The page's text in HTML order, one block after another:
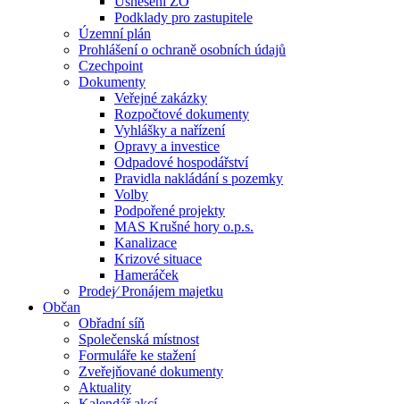
Podklady pro zastupitele
Územní plán
Prohlášení o ochraně osobních údajů
Czechpoint
Dokumenty
Veřejné zakázky
Rozpočtové dokumenty
Vyhlášky a nařízení
Opravy a investice
Odpadové hospodářství
Pravidla nakládání s pozemky
Volby
Podpořené projekty
MAS Krušné hory o.p.s.
Kanalizace
Krizové situace
Hameráček
Prodej⁄ Pronájem majetku
Občan
Obřadní síň
Společenská místnost
Formuláře ke stažení
Zveřejňované dokumenty
Aktuality